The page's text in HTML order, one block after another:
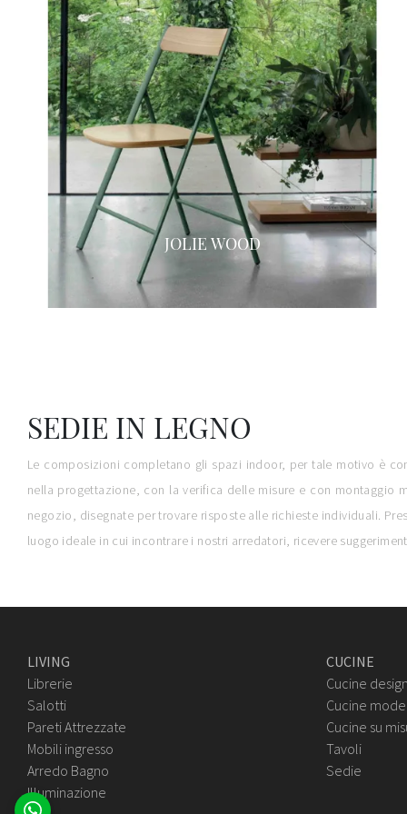
JOLIE WOOD
SEDIE IN LEGNO
Le composizioni completano gli spazi indoor, per tale motivo è
nella progettazione, con la verifica delle misure e con
negozio, disegnate per trovare risposte alle richieste individuali.
luogo ideale in cui incontrare i nostri arredatori, ricevere
LIVING
Librerie
Salotti
Pareti Attrezzate
Mobili ingresso
Arredo Bagno
Illuminazione
CUCINE
Cucine
Cucine
Cucine su
Tavoli
Sedie